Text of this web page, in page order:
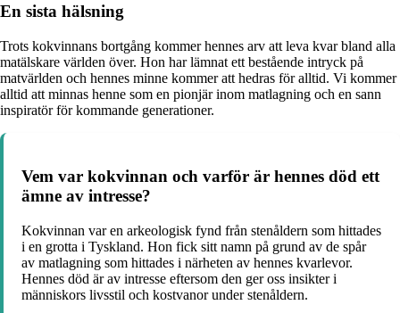
En sista hälsning
Trots kokvinnans bortgång kommer hennes arv att leva kvar bland alla
matälskare världen över. Hon har lämnat ett bestående intryck på
matvärlden och hennes minne kommer att hedras för alltid. Vi kommer
alltid att minnas henne som en pionjär inom matlagning och en sann
inspiratör för kommande generationer.
Vem var kokvinnan och varför är hennes död ett
ämne av intresse?
Kokvinnan var en arkeologisk fynd från stenåldern som hittades
i en grotta i Tyskland. Hon fick sitt namn på grund av de spår
av matlagning som hittades i närheten av hennes kvarlevor.
Hennes död är av intresse eftersom den ger oss insikter i
människors livsstil och kostvanor under stenåldern.